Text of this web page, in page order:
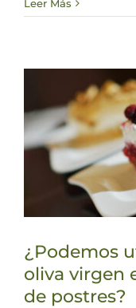
Leer Más
¿Podemos
oliva virgen
de postres?